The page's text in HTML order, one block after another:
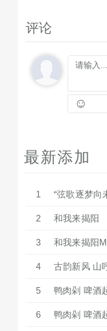
评论
☺
最新添加
1
2 和我来揭阳
3 和我来揭阳
4 古韵新风 山
5 鸭肉剁 啤酒
6 鸭肉剁 啤酒